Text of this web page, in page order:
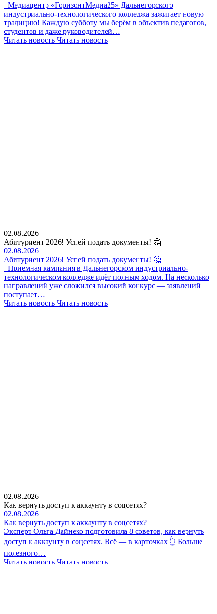
Медиацентр «ГоризонтМедиа25» Дальнегорского
индустриально-технологического колледжа зажигает новую
традицию! Каждую субботу мы берём в объектив педагогов,
студентов и даже руководителей…
Читать новость Читать новость
02.08.2026
Абитуриент 2026! Успей подать документы! 🤔
02.08.2026
Абитуриент 2026! Успей подать документы! 🤔
Приёмная кампания в Дальнегорском индустриально-
технологическом колледже идёт полным ходом. На несколько
направлений уже сложился высокий конкурс — заявлений
поступает…
Читать новость Читать новость
02.08.2026
Как вернуть доступ к аккаунту в соцсетях?
02.08.2026
Как вернуть доступ к аккаунту в соцсетях?
Эксперт Ольга Дайнеко подготовила 8 советов, как вернуть
доступ к аккаунту в соцсетях. Всё — в карточках 👆 Больше
полезного…
Читать новость Читать новость